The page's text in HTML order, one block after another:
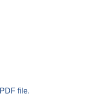
file.